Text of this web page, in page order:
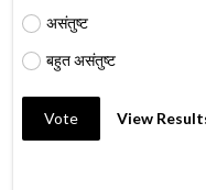
असंतुष्ट
बहुत असंतुष्ट
Vote View